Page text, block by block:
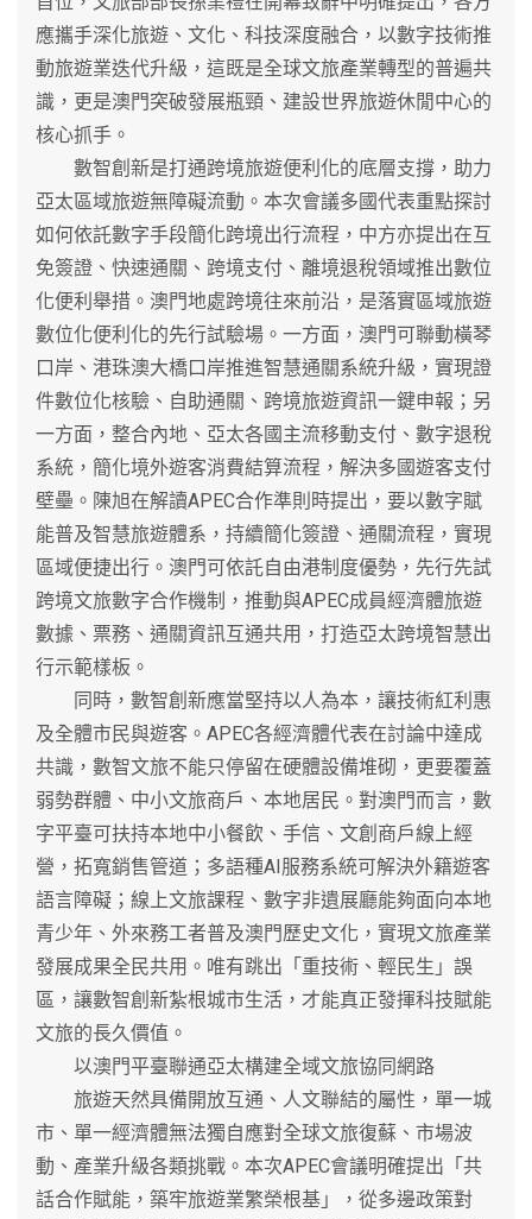
應攜手深化旅遊、文化、科技深度融合，以數字技術推
動旅遊業迭代升級，這既是全球文旅產業轉型的普遍共
識，更是澳門突破發展瓶頸、建設世界旅遊休閒中心的
核心抓手。
數智創新是打通跨境旅遊便利化的底層支撐，助力
亞太區域旅遊無障礙流動。本次會議多國代表重點探討
如何依託數字手段簡化跨境出行流程，中方亦提出在互
免簽證、快速通關、跨境支付、離境退稅領域推出數位
化便利舉措。澳門地處跨境往來前沿，是落實區域旅遊
數位化便利化的先行試驗場。一方面，澳門可聯動橫琴
口岸、港珠澳大橋口岸推進智慧通關系統升級，實現證
件數位化核驗、自助通關、跨境旅遊資訊一鍵申報；另
一方面，整合內地、亞太各國主流移動支付、數字退稅
系統，簡化境外遊客消費結算流程，解決多國遊客支付
壁壘。陳旭在解讀APEC合作準則時提出，要以數字賦
能普及智慧旅遊體系，持續簡化簽證、通關流程，實現
區域便捷出行。澳門可依託自由港制度優勢，先行先試
跨境文旅數字合作機制，推動與APEC成員經濟體旅遊
數據、票務、通關資訊互通共用，打造亞太跨境智慧出
行示範樣板。
同時，數智創新應當堅持以人為本，讓技術紅利惠
及全體市民與遊客。APEC各經濟體代表在討論中達成
共識，數智文旅不能只停留在硬體設備堆砌，更要覆蓋
弱勢群體、中小文旅商戶、本地居民。對澳門而言，數
字平臺可扶持本地中小餐飲、手信、文創商戶線上經
營，拓寬銷售管道；多語種AI服務系統可解決外籍遊客
語言障礙；線上文旅課程、數字非遺展廳能夠面向本地
青少年、外來務工者普及澳門歷史文化，實現文旅產業
發展成果全民共用。唯有跳出「重技術、輕民生」誤
區，讓數智創新紮根城市生活，才能真正發揮科技賦能
文旅的長久價值。
以澳門平臺聯通亞太構建全域文旅協同網路
旅遊天然具備開放互通、人文聯結的屬性，單一城
市、單一經濟體無法獨自應對全球文旅復蘇、市場波
動、產業升級各類挑戰。本次APEC會議明確提出「共
話合作賦能，築牢旅遊業繁榮根基」，從多邊政策對